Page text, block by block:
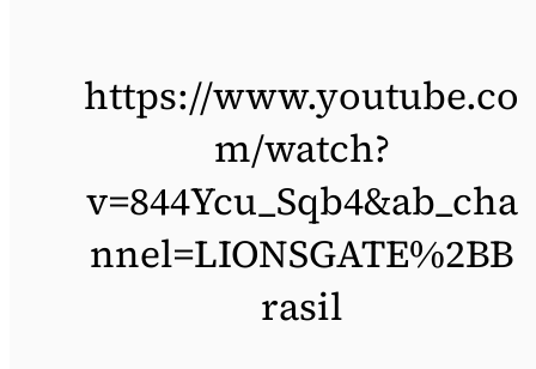
https://www.youtube.co
m/watch?
v=844Ycu_Sqb4&ab_cha
nnel=LIONSGATE%2BB
rasil